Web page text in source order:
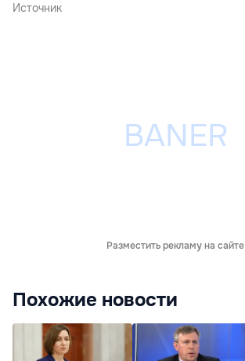
Источник
Разместить рекламу на сайте
Похожие новости